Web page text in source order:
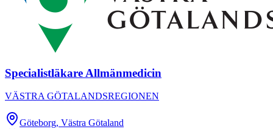
Specialistläkare Allmänmedicin
VÄSTRA GÖTALANDSREGIONEN
Göteborg, Västra Götaland